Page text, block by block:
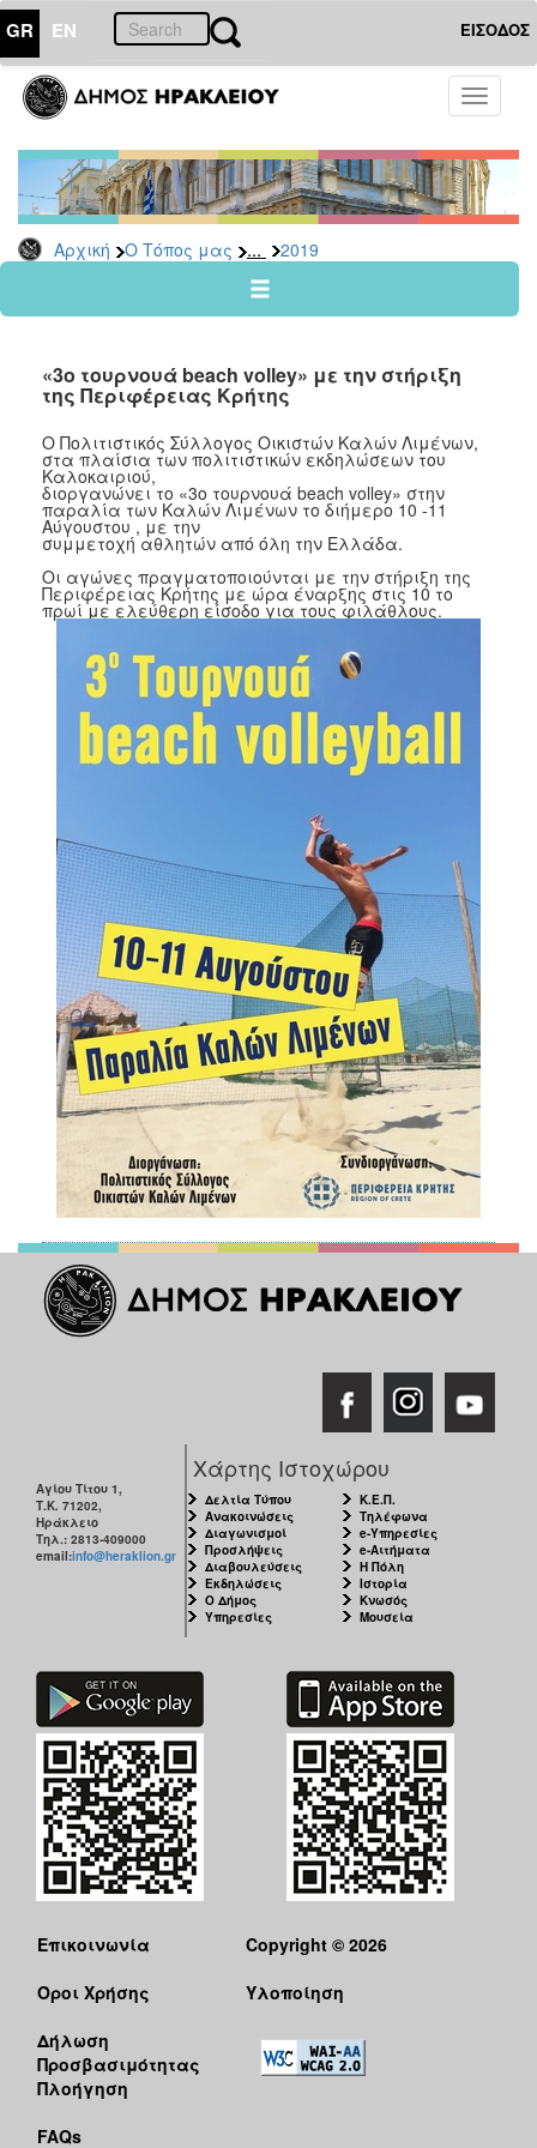
GR EN ΕΙΣΟΔΟΣ
Toggle
Αρχική Ο Τόπος μας ... 2019
ΤΟΠΟΣ
ΜΑΣ
Ανακοινώσεις
Αρχείο
2026
2024
2022
2020
2019
2018
2017
2016
2012
ΔΗΜΟΣ
ΠΟΛΙΤΙΣΜΟΣ
ΑΝΘΕΚΤΙΚΗ
«3ο τουρνουά beach volley» με την στήριξη
της Περιφέρειας Κρήτης
Ο Πολιτιστικός Σύλλογος Οικιστών Καλών Λιμένων,
στα πλαίσια των πολιτιστικών εκδηλώσεων του
Καλοκαιριού,
διοργανώνει το «3ο τουρνουά beach volley» στην
παραλία των Καλών Λιμένων το διήμερο 10 -11
Αύγουστου , με την
συμμετοχή αθλητών από όλη την Ελλάδα.
Οι αγώνες πραγματοποιούνται με την στήριξη της
Περιφέρειας Κρήτης με ώρα έναρξης στις 10 το
πρωί με ελεύθερη είσοδο για τους φιλάθλους.
Αγίου Τίτου 1,
Τ.Κ. 71202,
Ηράκλειο
Τηλ.: 2813-409000
email:info@heraklion.gr
Χάρτης Ιστοχώρου
Δελτία Τύπου
Ανακοινώσεις
Διαγωνισμοί
Προσλήψεις
Διαβουλεύσεις
Εκδηλώσεις
Ο Δήμος
Υπηρεσίες
Κ.Ε.Π.
Τηλέφωνα
e-Υπηρεσίες
e-Αιτήματα
Η Πόλη
Ιστορία
Κνωσός
Μουσεία
Επικοινωνία
Όροι Χρήσης
Δήλωση
Προσβασιμότητας
Πλοήγηση
FAQs
Copyright © 2026
Υλοποίηση